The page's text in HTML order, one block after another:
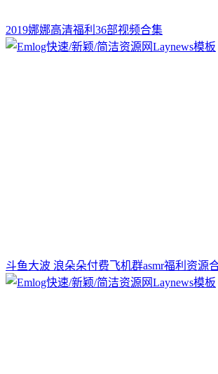
2019娜娜高清福利36部视频合集
斗鱼大波 浪朵朵付费飞机群asmr福利资源